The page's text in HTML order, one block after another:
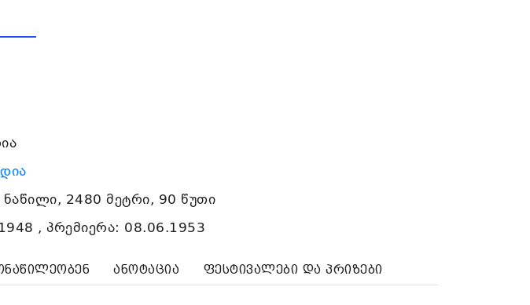
2480 მეტრი, 90 წუთი
, პრემიერა: 08.06.1953
ანოტაცია ფესტივალები და პრიზები